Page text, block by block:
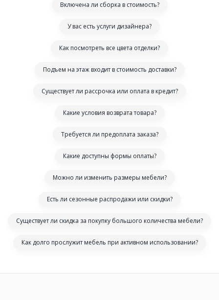
Включена ли сборка в стоимость?
У вас есть услуги дизайнера?
Как посмотреть все цвета отделки?
Подъем на этаж входит в стоимость доставки?
Существует ли рассрочка или оплата в кредит?
Какие условия возврата товара?
Требуется ли предоплата заказа?
Какие доступны формы оплаты?
Можно ли изменить размеры мебели?
Есть ли сезонные распродажи или скидки?
Существует ли скидка за покупку большого количества мебели?
Как долго прослужит мебель при активном использовании?